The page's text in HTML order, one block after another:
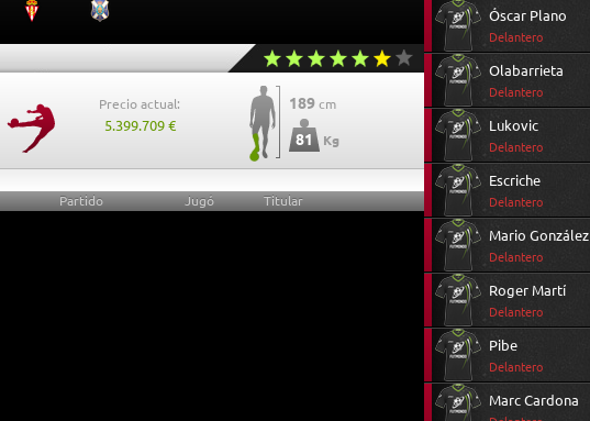
Precio actual:
5.399.709 €
189 cm
81 Kg
Partido Jugó Titular
Óscar Plano
Delantero
Olabarrieta
Delantero
Lukovic
Delantero
Escriche
Delantero
Mario González
Delantero
Roger Martí
Delantero
Pibe
Delantero
Marc Cardona